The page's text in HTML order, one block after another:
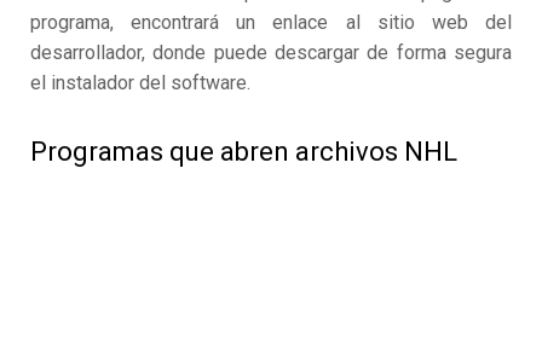
programa, encontrará un enlace al sitio web del
desarrollador, donde puede descargar de forma segura
el instalador del software.
Programas que abren archivos NHL